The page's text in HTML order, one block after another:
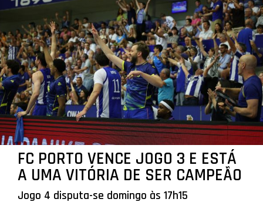
FC PORTO VENCE JOGO 3 E ESTÁ
A UMA VITÓRIA DE SER CAMPEÃO
Jogo 4 disputa-se domingo às 17h15